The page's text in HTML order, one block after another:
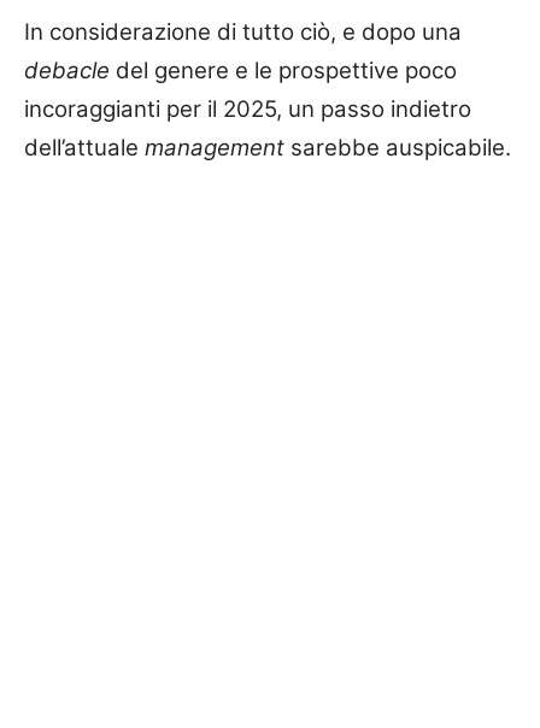
In considerazione di tutto ciò, e dopo una
debacle del genere e le prospettive poco
incoraggianti per il 2025, un passo indietro
dell’attuale management sarebbe auspicabile.